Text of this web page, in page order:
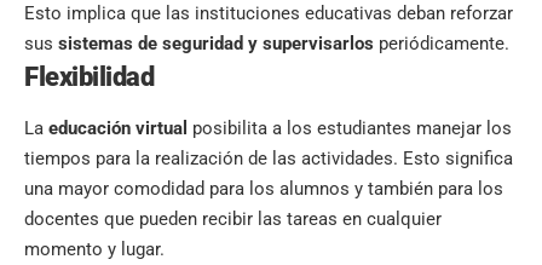
Esto implica que las instituciones educativas deban reforzar
sus sistemas de seguridad y supervisarlos periódicamente.
Flexibilidad
La educación virtual posibilita a los estudiantes manejar los
tiempos para la realización de las actividades. Esto significa
una mayor comodidad para los alumnos y también para los
docentes que pueden recibir las tareas en cualquier
momento y lugar.